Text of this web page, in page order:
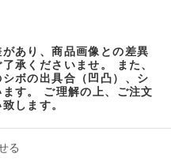
あり、商品画像との差異
承くださいませ。 また、
ボの出具合（凹凸）、シ
す。 ご理解の上、ご注文
します。
る